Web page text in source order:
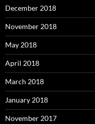
December 2018
November 2018
May 2018
April 2018
March 2018
January 2018
November 2017